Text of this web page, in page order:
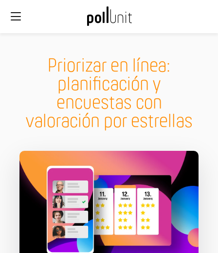
Priorizar en línea:
planificación y
encuestas con
valoración por estrellas